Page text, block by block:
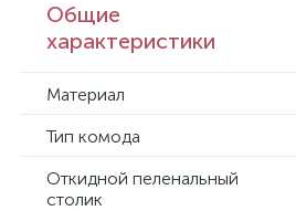
Общие
характеристики
Материал
Тип комода
Откидной пеленальный
столик